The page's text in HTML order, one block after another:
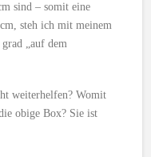
sind – somit eine
steh ich mit meinem
„auf dem
weiterhelfen? Womit
obige Box? Sie ist